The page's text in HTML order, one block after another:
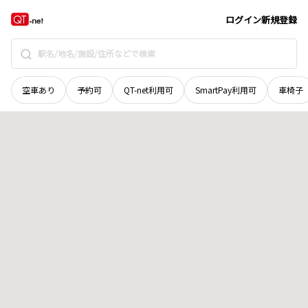
ログイン新規登録
空車あり 予約可 QT-net利用可 SmartPay利用可 車椅子
秋田県